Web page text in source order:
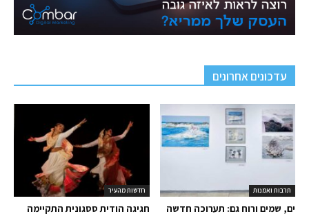
עדכונים אחרונים
חדשות מהעיר
חגיגה הודית ססגונית התקיימה
תרבות ואמנות
ים, שמים ורוח גם: תערוכה חדשה